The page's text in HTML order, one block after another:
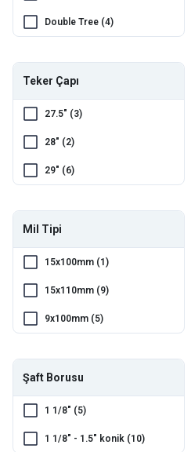
Yamaha
Double Tree (4)
Fox (1)
Ghost (4)
Impact (1)
Lapierre (1)
Rock Shox (10)
Sr Suntour (11)
Toopre (1)
Vona (1)
Xlc (7)
Teker Çapı
27.5" (3)
28" (2)
29" (6)
Mil Tipi
15x100mm (1)
15x110mm (9)
9x100mm (5)
Şaft Borusu
1 1/8" (5)
1 1/8" - 1.5" konik (10)